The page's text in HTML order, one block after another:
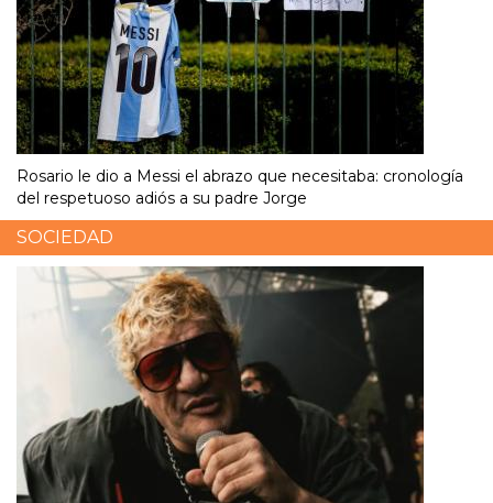
Rosario le dio a Messi el abrazo que necesitaba: cronología
del respetuoso adiós a su padre Jorge
SOCIEDAD